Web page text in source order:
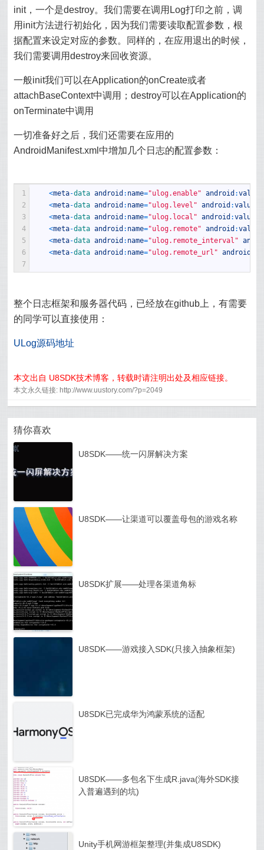
init，一个是destroy。我们需要在调用Log打印之前，调
用init方法进行初始化，因为我们需要读取配置参数，根
据配置来设定对应的参数。同样的，在应用退出的时候，
我们需要调用destroy来回收资源。
一般init我们可以在Application的onCreate或者
attachBaseContext中调用；destroy可以在Application的
onTerminate中调用
一切准备好之后，我们还需要在应用的
AndroidManifest.xml中增加几个日志的配置参数：
1
2
3
4
5
6
7
<meta-data android : name="ulog.enable" android :value
<meta-data android : name="ulog.level" android :value
<meta-data android : name="ulog.local" android :value
<meta-data android : name="ulog.remote" android :value
<meta-data android : name="ulog.remote_interval"
<meta-data android : name="ulog.remote_url" android
整个日志框架和服务器代码，已经放在github上，有需要
的同学可以直接使用：
ULog源码地址
本文出自 U8SDK技术博客，转载时请注明出处及相应链接。
本文永久链接: http://www.uustory.com/?p=2049
猜你喜欢
U8SDK——统一闪屏解决方案
U8SDK——让渠道可以覆盖母包的游戏名称
U8SDK扩展——处理各渠道角标
U8SDK——游戏接入SDK(只接入抽象框架)
U8SDK已完成华为鸿蒙系统的适配
U8SDK——多包名下生成R.java(海外SDK接
入普遍遇到的坑)
Unity手机网游框架整理(并集成U8SDK)